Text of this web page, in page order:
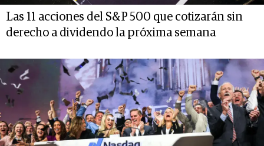
Las 11 acciones del S&P 500 que cotizarán sin
derecho a dividendo la próxima semana